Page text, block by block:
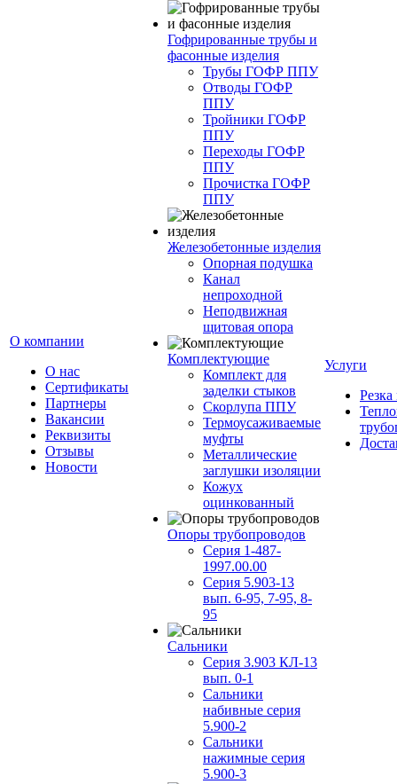
О компании
О нас
Сертификаты
Партнеры
Вакансии
Реквизиты
Отзывы
Новости
Гофрированные трубы и
фасонные изделия
Трубы ГОФР ППУ
Отводы ГОФР
ППУ
Тройники ГОФР
ППУ
Переходы ГОФР
ППУ
Прочистка ГОФР
ППУ
Железобетонные изделия
Опорная подушка
Канал
непроходной
Неподвижная
щитовая опора
Комплектующие
Комплект для
заделки стыков
Скорлупа ППУ
Термоусаживаемые
муфты
Металлические
заглушки изоляции
Кожух
оцинкованный
Опоры трубопроводов
Серия 1-487-
1997.00.00
Серия 5.903-13
вып. 6-95, 7-95, 8-
95
Сальники
Серия 3.903 КЛ-13
вып. 0-1
Сальники
набивные серия
5.900-2
Сальники
нажимные серия
5.900-3
Услуги
Резка